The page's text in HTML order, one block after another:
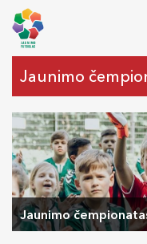
Jaunimo
Jaunimo